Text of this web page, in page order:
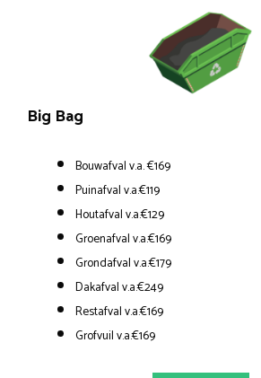
Big Bag
Bouwafval v.a. €169
Puinafval v.a.€119
Houtafval v.a.€129
Groenafval v.a.€169
Grondafval v.a.€179
Dakafval v.a.€249
Restafval v.a.€169
Grofvuil v.a.€169